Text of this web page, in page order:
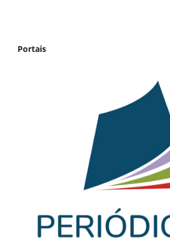
Portais